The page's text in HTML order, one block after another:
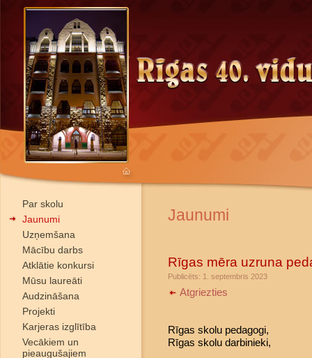
Par skolu
Jaunumi
Uzņemšana
Mācību darbs
Atklātie konkursi
Mūsu laureāti
Audzināšana
Projekti
Karjeras izglītība
Vecākiem un
pieaugušajiem
Jaunumi
Rīgas mēra uzruna
Publicēts: 1. septembris 2023
Atgriezties
Rīgas skolu pedagogi,
Rīgas skolu darbinieki,